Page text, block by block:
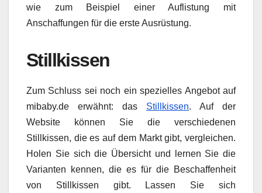
wie zum Beispiel einer Auflistung mit
Anschaffungen für die erste Ausrüstung.
Stillkissen
Zum Schluss sei noch ein spezielles Angebot auf
mibaby.de erwähnt: das Stillkissen. Auf der
Website können Sie die verschiedenen
Stillkissen, die es auf dem Markt gibt, vergleichen.
Holen Sie sich die Übersicht und lernen Sie die
Varianten kennen, die es für die Beschaffenheit
von Stillkissen gibt. Lassen Sie sich